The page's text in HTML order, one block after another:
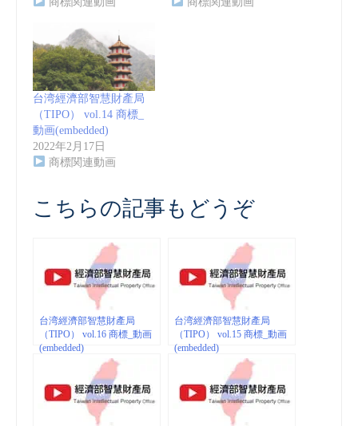
台湾經濟部智慧財產局
（TIPO） vol.14 商標_
動画(embedded)
2022年2月17日
商標関連動画
こちらの記事もどうぞ
台湾經濟部智慧財產局
（TIPO） vol.16 商標_動画
(embedded)
台湾經濟部智慧財產局
（TIPO） vol.15 商標_動画
(embedded)